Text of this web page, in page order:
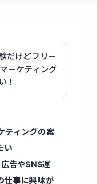
だけどフリー
ーケティング
！
ティングの案
い
告やSNS運
仕事に興味が